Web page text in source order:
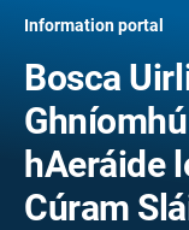
Information portal
Bosca
hAeráide
Cúram